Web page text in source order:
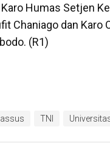
Humas Setjen
Chaniago dan Karo
(R1)
TNI